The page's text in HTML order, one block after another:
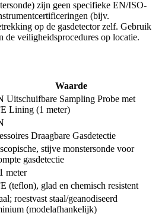
zijn geen specifieke EN/ISO-
(bijv.
op de gasdetector zelf. Gebruik
de veiligheidsprocedures op locatie.
Waarde
Uitschuifbare Sampling Probe met
Lining (1 meter)
Draagbare Gasdetectie
stijve monstersonde voor
gasdetectie
meter
(teflon), glad en chemisch resistent
roestvast staal/geanodiseerd
(modelafhankelijk)